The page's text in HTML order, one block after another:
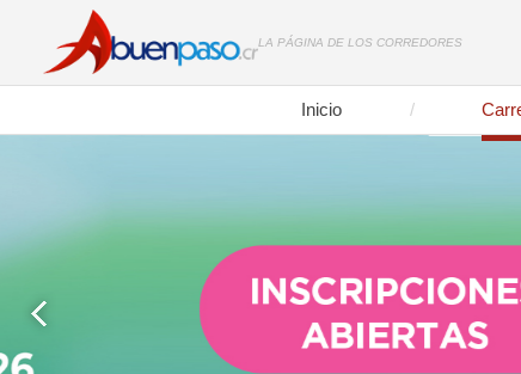
LA PÁGINA DE LOS CORREDORES
Inicio